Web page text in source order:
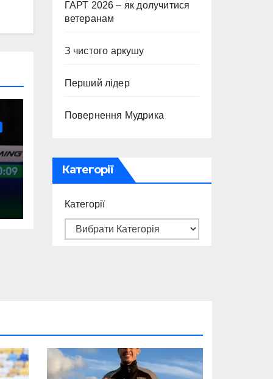
ГАРТ 2026 – як долучитися
ветеранам
З чистого аркушу
Перший лідер
Повернення Мудрика
Категорії
Категорії